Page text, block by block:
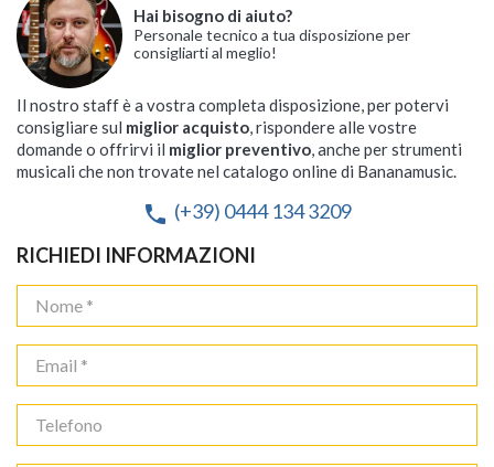
Hai bisogno di aiuto?
Personale tecnico a tua disposizione per
consigliarti al meglio!
Il nostro staff è a vostra completa disposizione, per potervi
consigliare sul miglior acquisto, rispondere alle vostre
domande o offrirvi il miglior preventivo, anche per strumenti
musicali che non trovate nel catalogo online di Bananamusic.
phone (+39) 0444 134 3209
RICHIEDI INFORMAZIONI